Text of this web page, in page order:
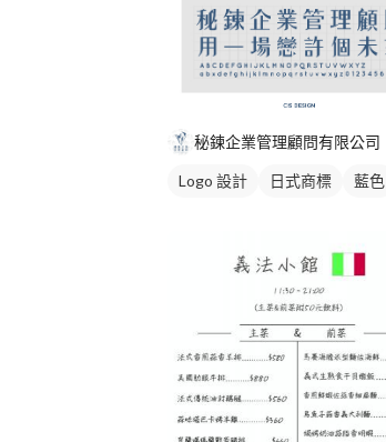
秘鍊企業管理顧問有限公司
Logo 設計 日式商標 藍色